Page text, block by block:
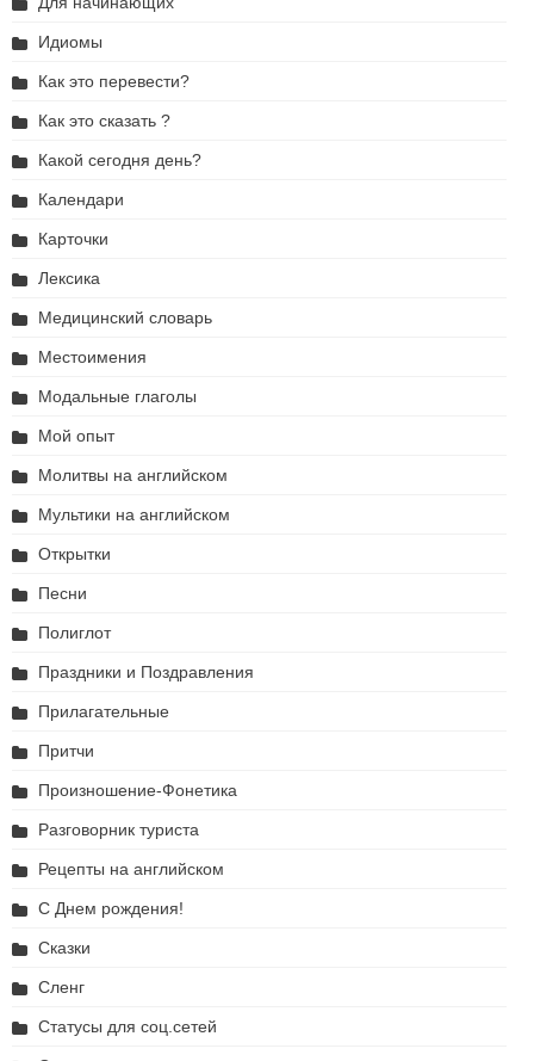
Идиомы
Как это перевести?
Как это сказать ?
Какой сегодня день?
Календари
Карточки
Лексика
Медицинский словарь
Местоимения
Модальные глаголы
Мой опыт
Молитвы на английском
Мультики на английском
Открытки
Песни
Полиглот
Праздники и Поздравления
Прилагательные
Притчи
Произношение-Фонетика
Разговорник туриста
Рецепты на английском
С Днем рождения!
Сказки
Сленг
Статусы для соц.сетей